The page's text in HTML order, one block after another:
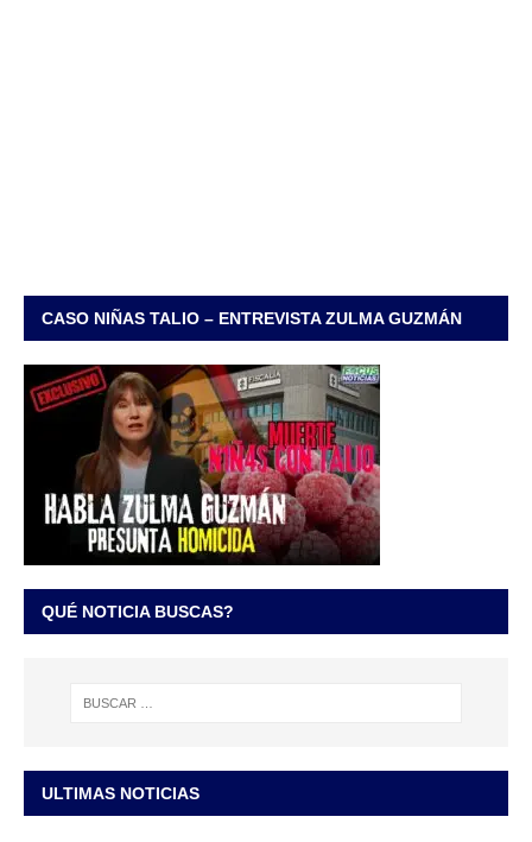
CASO NIÑAS TALIO – ENTREVISTA ZULMA GUZMÁN
QUÉ NOTICIA BUSCAS?
ULTIMAS NOTICIAS